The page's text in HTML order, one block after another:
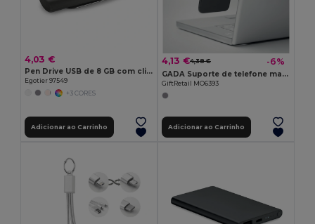
4,03 €
Pen Drive USB de 8 GB com clipe em metal
Egotier 97549
+3 CORES
Adicionar ao Carrinho
4,13 €4,38 € -6%
GADA Suporte de telefone magnético
GiftRetail MO6393
Adicionar ao Carrinho